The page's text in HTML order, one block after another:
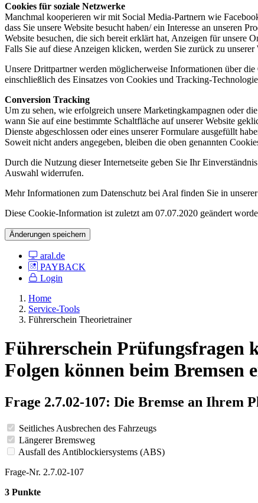
Cookies für soziale Netzwerke
Manchmal kooperieren wir mit Social Media-Partnern wie
dass Sie unsere Website besucht haben/ ein Interesse an unseren
Website besuchen, die sich bereit erklärt hat, Anzeigen für unsere
Falls Sie auf diese Anzeigen klicken, werden Sie zurück zu unserer
Unsere Drittpartner werden möglicherweise Informationen über
einschließlich des Einsatzes von Cookies und Tracking-
Conversion Tracking
Um zu sehen, wie erfolgreich unsere Marketingkampagnen oder
wann Sie auf eine bestimmte Schaltfläche auf unserer Website
Dienste abgeschlossen oder eines unserer Formulare ausgefüllt
Soweit nicht anders angegeben, bleiben die oben genannten
Durch die Nutzung dieser Internetseite geben Sie Ihr
Auswahl widerrufen.
Mehr Informationen zum Datenschutz bei Aral finden Sie in unserer
Diese Cookie-Information ist zuletzt am 07.07.2020 geändert
Änderungen speichern
aral.de
PAYBACK
Login
Home
Service-Tools
Führerschein Theorietrainer
Führerschein Prüfungsfragen
Folgen können beim Bremsen
Frage 2.7.02-107: Die Bremse an Ihrem
Seitliches Ausbrechen des Fahrzeugs
Längerer Bremsweg
Ausfall des Antiblockiersystems (ABS)
Frage-Nr. 2.7.02-107
3 Punkte